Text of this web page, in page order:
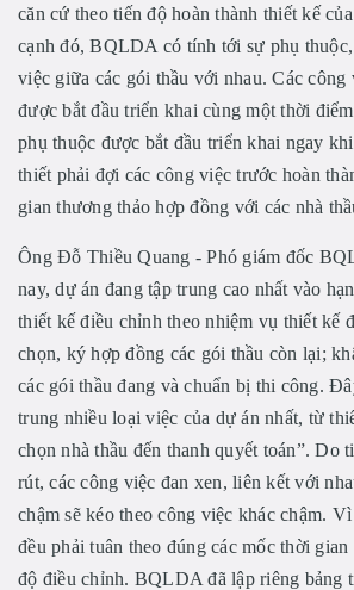
căn cứ theo tiến độ hoàn thành thiết kế
cạnh đó, BQLDA có tính tới sự phụ
việc giữa các gói thầu với nhau. Các công
được bắt đầu triển khai cùng một thời
phụ thuộc được bắt đầu triển khai ngay
thiết phải đợi các công việc trước hoàn
gian thương thảo hợp đồng với các nhà
Ông Đỗ Thiều Quang - Phó giám đốc
nay, dự án đang tập trung cao nhất vào
thiết kế điều chỉnh theo nhiệm vụ thiết kế
chọn, ký hợp đồng các gói thầu còn lại;
các gói thầu đang và chuẩn bị thi công.
trung nhiều loại việc của dự án nhất, từ
chọn nhà thầu đến thanh quyết toán”. Do
rút, các công việc đan xen, liên kết với
chậm sẽ kéo theo công việc khác chậm.
đều phải tuân theo đúng các mốc thời
độ điều chỉnh. BQLDA đã lập riêng bảng